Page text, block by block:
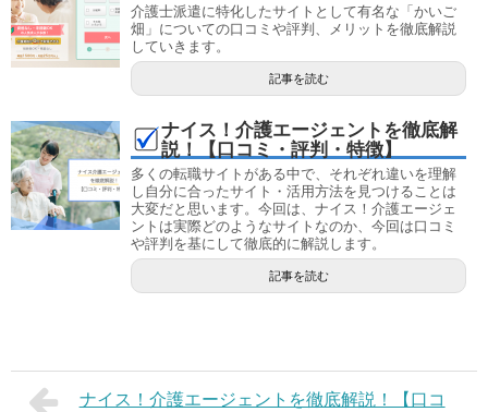
介護士派遣に特化したサイトとして有名な「かいご
畑」についての口コミや評判、メリットを徹底解説
していきます。
記事を読む
ナイス！介護エージェントを徹底解
説！【口コミ・評判・特徴】
多くの転職サイトがある中で、それぞれ違いを理解
し自分に合ったサイト・活用方法を見つけることは
大変だと思います。今回は、ナイス！介護エージェ
ントは実際どのようなサイトなのか、今回は口コミ
や評判を基にして徹底的に解説します。
記事を読む
ナイス！介護エージェントを徹底解説！【口コ